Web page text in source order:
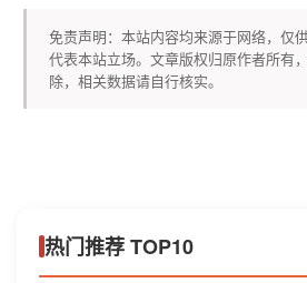
免责声明：本站内容均来源于网络，仅
代表本站立场。文章版权归原作者所有
除，相关数据请自行核实。
热门推荐 TOP10